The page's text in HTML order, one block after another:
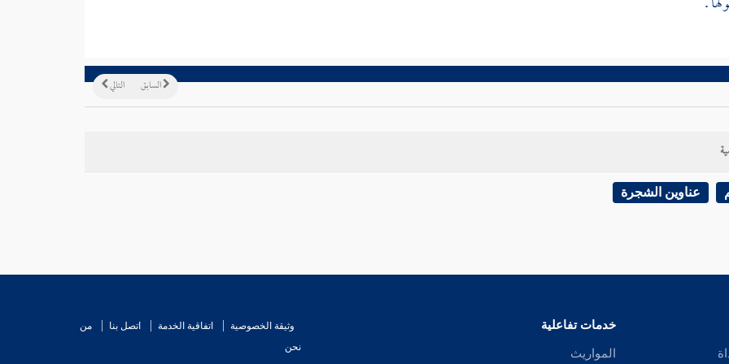
التالي السابق
عناوين الشجرة
خدمات تفاعلية
المواريث
وثيقة الخصوصية اتفاقية الخدمة اتصل بنا
من
نحن